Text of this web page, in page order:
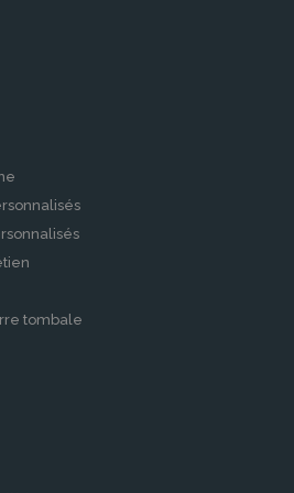
obsèques
prévoir leurs obsèques et
nos partenaires
permettent de définir
de la cérémonie et de
budget précis.
un Décès à
proche, les démarches
agences partenaires à
souvent complexes.
tombale